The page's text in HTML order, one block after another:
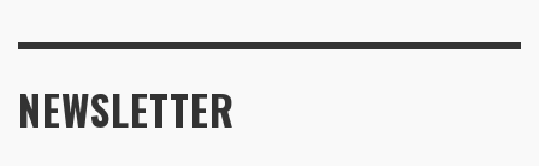
NEWSLETTER